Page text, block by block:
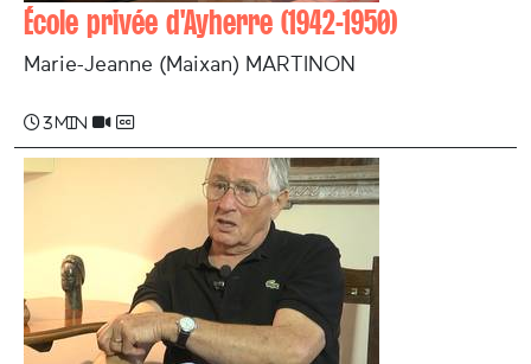
École privée d'Ayherre (1942-1950)
Marie-Jeanne (Maixan) MARTINON
3 min